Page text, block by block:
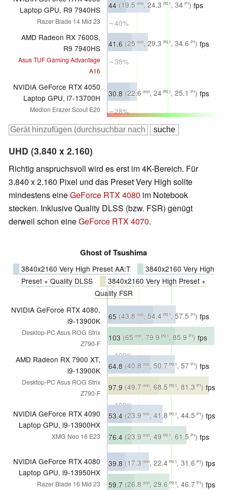
Laptop GPU, R9 7940HS
Razer Blade 14 Mid 23
44 (19.5 min, 24.3 P0.1, 34 P1) fps
∼40%
AMD Radeon RX 7600S,
R9 7940HS
Asus TUF Gaming Advantage
A16
41.6 (25 min, 29.3 P0.1, 34.6 P1) fps
∼38%
NVIDIA GeForce RTX 4050
Laptop GPU, i7-13700H
Medion Erazer Scout E20
30.8 (22.6 min, 24 P0.1, 25.1 P1) fps
∼28%
UHD (3.840 x 2.160)
Richtig anspruchsvoll wird es erst im 4K-Bereich. Für
3.840 x 2.160 Pixel und das Preset Very High sollte
mindestens eineGeForce RTX 4080 im Notebook
stecken. Inklusive Quality DLSS (bzw. FSR) genügt
derweil schon eineGeForce RTX 4070.
Ghost of Tsushima
3840x2160 Very High Preset AA:T
3840x2160 Very High
Preset + Quality DLSS
3840x2160 Very High Preset +
Quality FSR
NVIDIA GeForce RTX 4080,
i9-13900K
Desktop-PC Asus ROG Strix
Z790-F
65 (43.8 min, 54.4 P0.1, 57.5 P1) fps
∼100%
103 (65 min, 79.9 P0.1, 85.9 P1)fps
∼100%
AMD Radeon RX 7900 XT,
i9-13900K
Desktop-PC Asus ROG Strix
Z790-F
64.8 (40.8 min, 50.7 P0.1, 57 P1) fps
∼100%
97.9 (49.7 min, 68.5 P0.1, 81.3 P1)fps
∼100%
NVIDIA GeForce RTX 4090
Laptop GPU, i9-13900HX
XMG Neo 16 E23
53.4 (23.9 min, 41.8 P0.1, 44.5 P1) fps
∼82%
76.4 (23.9 min, 49 P0.1, 61.5 P1) fps
∼74%
NVIDIA GeForce RTX 4080
Laptop GPU, i9-13950HX
Razer Blade 16 Mid 23
39.8 (17.3 min, 22.4 P0.1, 31.6 P1) fps
∼61%
59.7 (26.8 min, 29.6 P0.1, 46.7 P1) fps